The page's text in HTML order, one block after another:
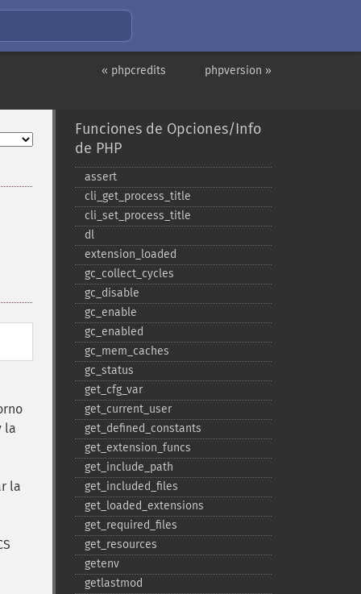
phpversion »
« phpcredits
la
la
Funciones de Opciones/Info
de PHP
assert
cli_​get_​process_​title
cli_​set_​process_​title
dl
extension_​loaded
gc_​collect_​cycles
gc_​disable
gc_​enable
gc_​enabled
gc_​mem_​caches
gc_​status
get_​cfg_​var
get_​current_​user
get_​defined_​constants
get_​extension_​funcs
get_​include_​path
get_​included_​files
get_​loaded_​extensions
get_​required_​files
get_​resources
getenv
getlastmod